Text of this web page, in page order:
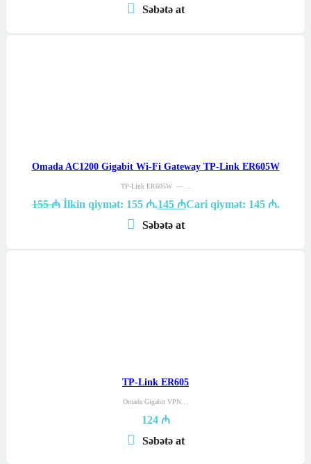
Səbətə at
Omada AC1200 Gigabit Wi-Fi Gateway TP-Link ER605W
TP-Link ER605W —…
155₼ İlkin qiymət: 155 ₼.145 ₼Cari qiymət: 145 ₼.
Səbətə at
TP-Link ER605
Omada Gigabit VPN…
124 ₼
Səbətə at